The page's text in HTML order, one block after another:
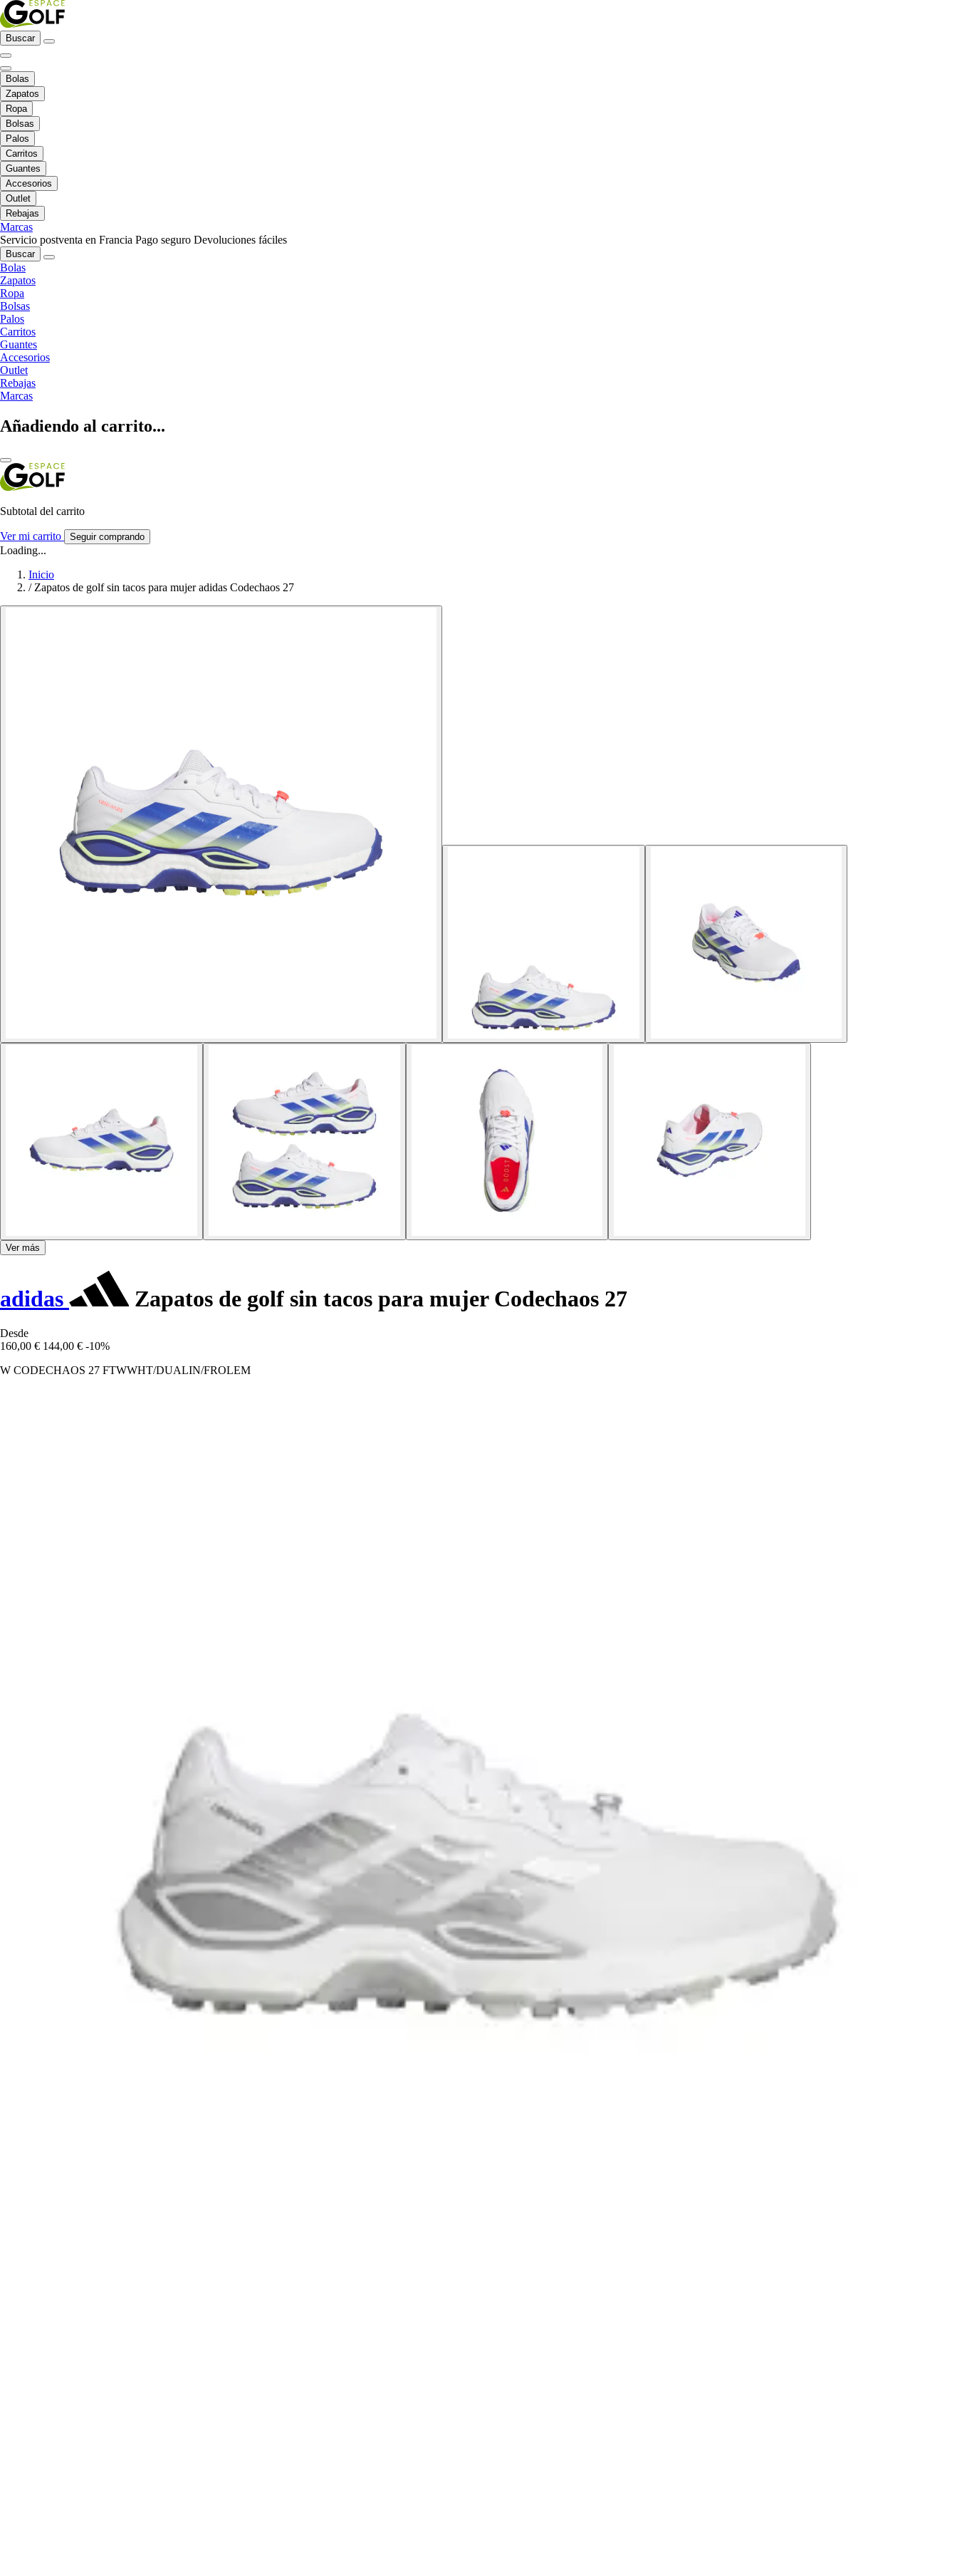
Buscar
Bolas
Zapatos
Ropa
Bolsas
Palos
Carritos
Guantes
Accesorios
Outlet
Rebajas
Marcas
Servicio postventa en Francia Pago seguro Devoluciones fáciles
Buscar
Bolas
Zapatos
Ropa
Bolsas
Palos
Carritos
Guantes
Accesorios
Outlet
Rebajas
Marcas
Añadiendo al carrito...
Subtotal del carrito
Ver mi carrito Seguir comprando
Loading...
Inicio
/ Zapatos de golf sin tacos para mujer adidas Codechaos 27
Ver más
adidas Zapatos de golf sin tacos para mujer Codechaos 27
Desde
160,00 € 144,00 € -10%
W CODECHAOS 27 FTWWHT/DUALIN/FROLEM